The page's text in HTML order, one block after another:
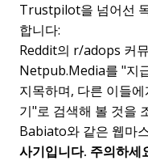
Trustpilot을 넘어선
합니다:
Reddit의 r/adops 커
Netpub.Media를 "지
지목하며, 다른 이들
기"로 검색해 볼 것을
Babiato와 같은 웹마
사기입니다. 주의하세